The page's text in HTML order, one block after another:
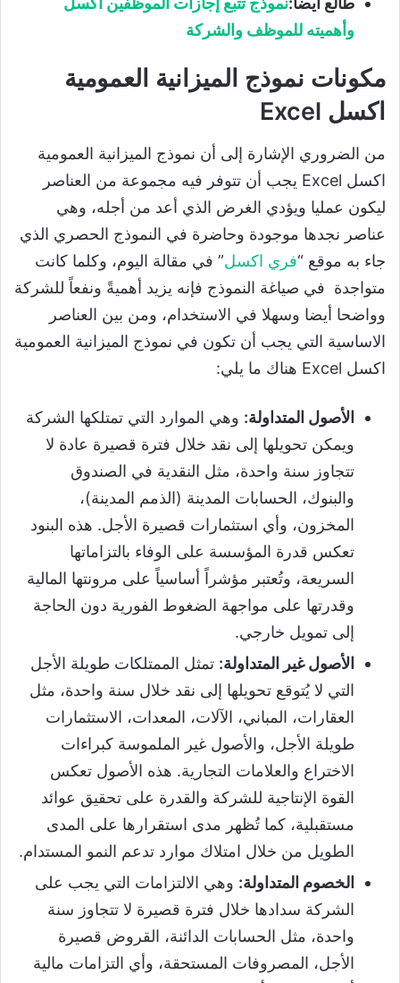
وأهميته للموظف والشركة
مكونات نموذج الميزانية العمومية
اكسل Excel
من الضروري الإشارة إلى أن نموذج الميزانية العمومية
اكسل Excel يجب أن تتوفر فيه مجموعة من العناصر
ليكون عمليا ويؤدي الغرض الذي أعد من أجله، وهي
عناصر نجدها موجودة وحاضرة في النموذج الحصري الذي
جاء به موقع “فري اكسل” في مقالة اليوم، وكلما كانت
متواجدة في صياغة النموذج فإنه يزيد أهميةً ونفعاً للشركة
وواضحا أيضا وسهلا في الاستخدام، ومن بين العناصر
الاساسية التي يجب أن تكون في نموذج الميزانية العمومية
اكسل Excel هناك ما يلي:
الأصول المتداولة: وهي الموارد التي تمتلكها الشركة
ويمكن تحويلها إلى نقد خلال فترة قصيرة عادة لا
تتجاوز سنة واحدة، مثل النقدية في الصندوق
والبنوك، الحسابات المدينة (الذمم المدينة)،
المخزون، وأي استثمارات قصيرة الأجل. هذه البنود
تعكس قدرة المؤسسة على الوفاء بالتزاماتها
السريعة، وتُعتبر مؤشراً أساسياً على مرونتها المالية
وقدرتها على مواجهة الضغوط الفورية دون الحاجة
إلى تمويل خارجي.
الأصول غير المتداولة: تمثل الممتلكات طويلة الأجل
التي لا يُتوقع تحويلها إلى نقد خلال سنة واحدة، مثل
العقارات، المباني، الآلات، المعدات، الاستثمارات
طويلة الأجل، والأصول غير الملموسة كبراءات
الاختراع والعلامات التجارية. هذه الأصول تعكس
القوة الإنتاجية للشركة والقدرة على تحقيق عوائد
مستقبلية، كما تُظهر مدى استقرارها على المدى
الطويل من خلال امتلاك موارد تدعم النمو المستدام.
الخصوم المتداولة: وهي الالتزامات التي يجب على
الشركة سدادها خلال فترة قصيرة لا تتجاوز سنة
واحدة، مثل الحسابات الدائنة، القروض قصيرة
الأجل، المصروفات المستحقة، وأي التزامات مالية